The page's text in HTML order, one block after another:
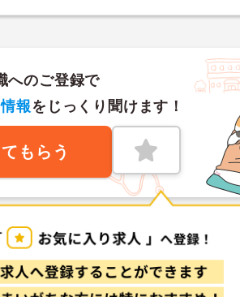
へのご登録で
報をじっくり聞けます！
もらう